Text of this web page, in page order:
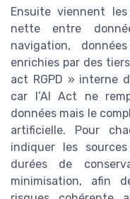
Ensuite viennent
nette entre
navigation,
enrichies par des
act RGPD » interne
car l’AI Act ne
données mais le
artificielle. Pour
indiquer les
durées de
minimisation, afin